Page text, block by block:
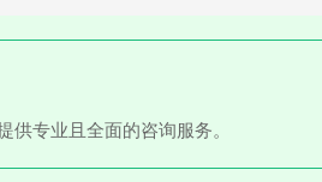
专业且全面的咨询服务。